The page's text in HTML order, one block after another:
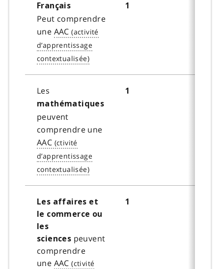
Français
Peut comprendre
une AAC
1
Les
mathématiques
peuvent
comprendre une
AAC
1
Les affaires et
le commerce ou
les
sciences peuvent
comprendre
une AAC
1